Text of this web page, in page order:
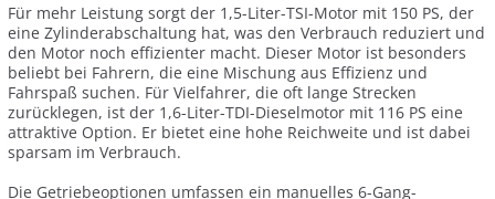
Für mehr Leistung sorgt der 1,5-Liter-TSI-Motor mit 150 PS, der
eine Zylinderabschaltung hat, was den Verbrauch reduziert und
den Motor noch effizienter macht. Dieser Motor ist besonders
beliebt bei Fahrern, die eine Mischung aus Effizienz und
Fahrspaß suchen. Für Vielfahrer, die oft lange Strecken
zurücklegen, ist der 1,6-Liter-TDI-Dieselmotor mit 116 PS eine
attraktive Option. Er bietet eine hohe Reichweite und ist dabei
sparsam im Verbrauch.
Die Getriebeoptionen umfassen ein manuelles 6-Gang-